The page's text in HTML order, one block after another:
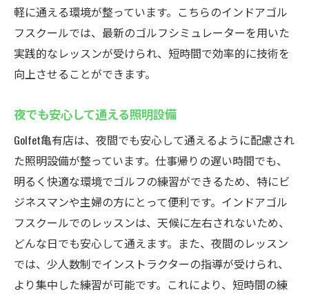
軽に通える環境が整っています。こちらのインドアゴル
フスクールでは、最新のゴルフシミュレーターを用いた
実践的なレッスンが受けられ、短時間で効率的に技術を
向上させることができます。
夜でも安心して通える照明設備
Golfet亀有店は、夜間でも安心して通えるように配慮され
た照明設備が整っています。仕事帰りの遅い時間でも、
明るく快適な環境でゴルフの練習ができるため、特にビ
ジネスマンや主婦の方にとって便利です。インドアゴル
フスクールでのレッスンは、天候に左右されないため、
どんな日でも安心して通えます。また、夜間のレッスン
では、少人数制でインストラクターの指導が受けられ、
より集中した練習が可能です。これにより、短時間の練